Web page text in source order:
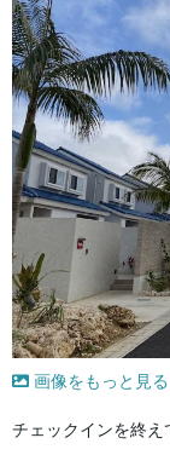
画像をもっと見る
チェックインを終え